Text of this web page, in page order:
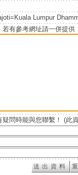
Lumpur
有參考網址請一併提供
問時能與您聯繫！ (此